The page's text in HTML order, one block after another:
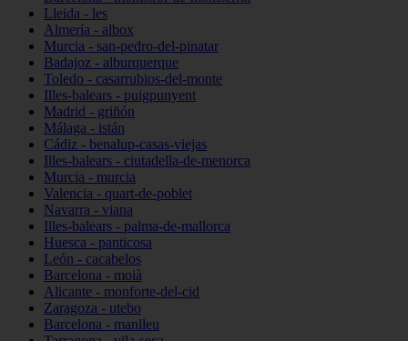
Lleida - les
Almería - albox
Murcia - san-pedro-del-pinatar
Badajoz - alburquerque
Toledo - casarrubios-del-monte
Illes-balears - puigpunyent
Madrid - griñón
Málaga - istán
Cádiz - benalup-casas-viejas
Illes-balears - ciutadella-de-menorca
Murcia - murcia
Valencia - quart-de-poblet
Navarra - viana
Illes-balears - palma-de-mallorca
Huesca - panticosa
León - cacabelos
Barcelona - moià
Alicante - monforte-del-cid
Zaragoza - utebo
Barcelona - manlleu